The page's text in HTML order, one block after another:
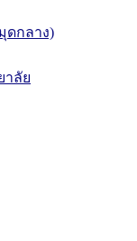
ดกลาง)
ลัย